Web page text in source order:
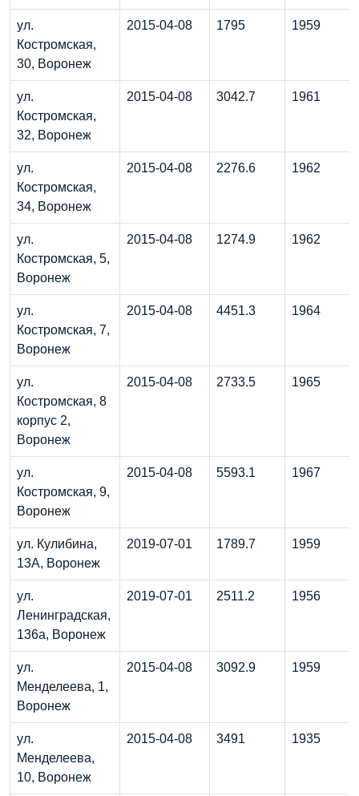
ул.
Костромская,
30, Воронеж
2015-04-08 1795 1959
ул.
Костромская,
32, Воронеж
2015-04-08 3042.7 1961
ул.
Костромская,
34, Воронеж
2015-04-08 2276.6 1962
ул.
Костромская, 5,
Воронеж
2015-04-08 1274.9 1962
ул.
Костромская, 7,
Воронеж
2015-04-08 4451.3 1964
ул.
Костромская, 8
корпус 2,
Воронеж
2015-04-08 2733.5 1965
ул.
Костромская, 9,
Воронеж
2015-04-08 5593.1 1967
ул. Кулибина,
13А, Воронеж
2019-07-01 1789.7 1959
ул.
Ленинградская,
136а, Воронеж
2019-07-01 2511.2 1956
ул.
Менделеева, 1,
Воронеж
2015-04-08 3092.9 1959
ул.
Менделеева,
10, Воронеж
2015-04-08 3491 1935